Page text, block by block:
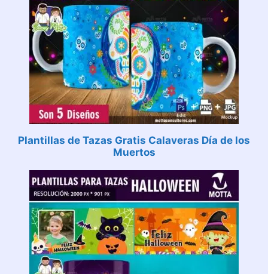
Plantillas de Tazas Gratis Calaveras Día de los
Muertos